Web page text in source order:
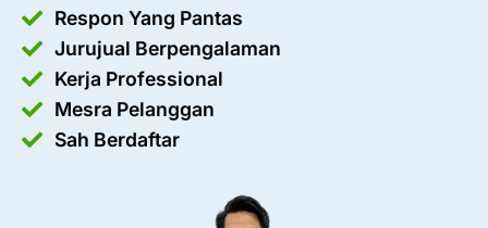
Respon Yang Pantas
Jurujual Berpengalaman
Kerja Professional
Mesra Pelanggan
Sah Berdaftar